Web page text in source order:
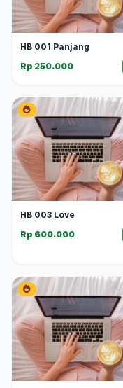
HB 001 Panjang
Rp 250.000
HB 003 Love
Rp 600.000